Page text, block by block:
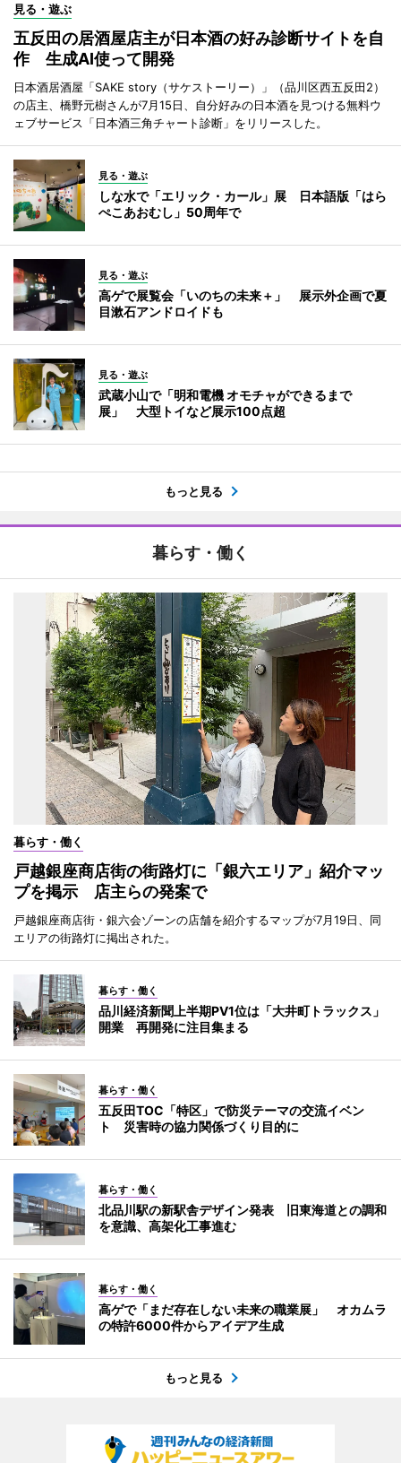
見る・遊ぶ
五反田の居酒屋店主が日本酒の好み診断サイトを自
作 生成AI使って開発
日本酒居酒屋「SAKE story（サケストーリー）」（品川区西五反田2）
の店主、橋野元樹さんが7月15日、自分好みの日本酒を見つける無料ウ
ェブサービス「日本酒三角チャート診断」をリリースした。
見る・遊ぶ
しな水で「エリック・カール」展 日本語版「はら
ぺこあおむし」50周年で
見る・遊ぶ
高ゲで展覧会「いのちの未来＋」 展示外企画で夏
目漱石アンドロイドも
見る・遊ぶ
武蔵小山で「明和電機 オモチャができるまで
展」 大型トイなど展示100点超
もっと見る
暮らす・働く
暮らす・働く
戸越銀座商店街の街路灯に「銀六エリア」紹介マッ
プを掲示 店主らの発案で
戸越銀座商店街・銀六会ゾーンの店舗を紹介するマップが7月19日、同
エリアの街路灯に掲出された。
暮らす・働く
品川経済新聞上半期PV1位は「大井町トラックス」
開業 再開発に注目集まる
暮らす・働く
五反田TOC「特区」で防災テーマの交流イベン
ト 災害時の協力関係づくり目的に
暮らす・働く
北品川駅の新駅舎デザイン発表 旧東海道との調和
を意識、高架化工事進む
暮らす・働く
高ゲで「まだ存在しない未来の職業展」 オカムラ
の特許6000件からアイデア生成
もっと見る